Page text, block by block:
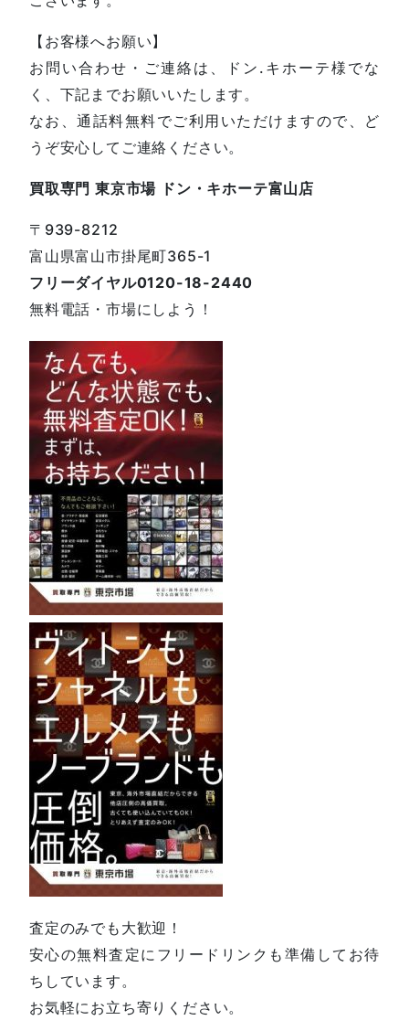
【お客様へお願い】
お問い合わせ・ご連絡は、ドン.キホーテ様でな
く、下記までお願いいたします。
なお、通話料無料でご利用いただけますので、ど
うぞ安心してご連絡ください。
買取専門 東京市場 ドン・キホーテ富山店
〒939-8212
富山県富山市掛尾町365-1
フリーダイヤル0120-18-2440
無料電話・市場にしよう！
査定のみでも大歓迎！
安心の無料査定にフリードリンクも準備してお待
ちしています。
お気軽にお立ち寄りください。